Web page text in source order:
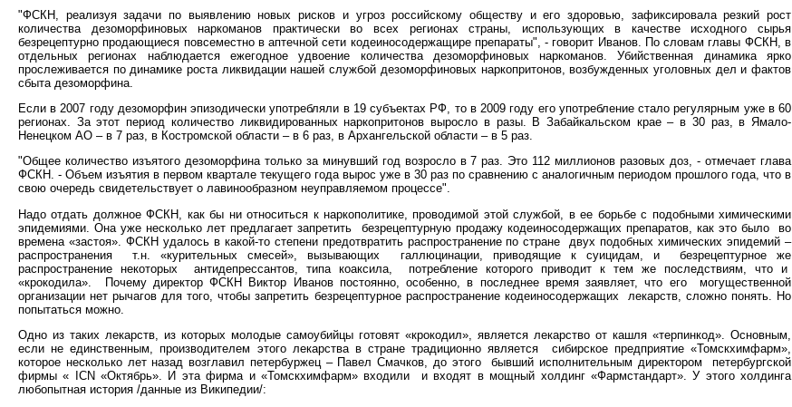
"ФСКН, реализуя задачи по выявлению новых рисков и угроз российскому обществу и его здоровью, зафиксировала резкий рост
количества дезоморфиновых наркоманов практически во всех регионах страны, использующих в качестве исходного сырья
безрецептурно продающиеся повсеместно в аптечной сети кодеиносодержащире препараты", - говорит Иванов. По словам главы ФСКН, в
отдельных регионах наблюдается ежегодное удвоение количества дезоморфиновых наркоманов. Убийственная динамика ярко
прослеживается по динамике роста ликвидации нашей службой дезоморфиновых наркопритонов, возбужденных уголовных дел и фактов
сбыта дезоморфина.
Если в 2007 году дезоморфин эпизодически употребляли в 19 субъектах РФ, то в 2009 году его употребление стало регулярным уже в 60
регионах. За этот период количество ликвидированных наркопритонов выросло в разы. В Забайкальском крае – в 30 раз, в Ямало-
Ненецком АО – в 7 раз, в Костромской области – в 6 раз, в Архангельской области – в 5 раз.
"Общее количество изъятого дезоморфина только за минувший год возросло в 7 раз. Это 112 миллионов разовых доз, - отмечает глава
ФСКН. - Объем изъятия в первом квартале текущего года вырос уже в 30 раз по сравнению с аналогичным периодом прошлого года, что в
свою очередь свидетельствует о лавинообразном неуправляемом процессе".
Надо отдать должное ФСКН, как бы ни относиться к наркополитике, проводимой этой службой, в ее борьбе с подобными химическими
эпидемиями. Она уже несколько лет предлагает запретить
безрецептурную продажу кодеиносодержащих препаратов, как это было
во
времена «застоя». ФСКН удалось в какой-то степени предотвратить распространение по стране
двух подобных химических эпидемий –
распространения
т.н. «курительных смесей», вызывающих галлюцинации, приводящие к суицидам, и
безрецептурное же
распространение некоторых
антидепрессантов, типа коаксила,
потребление которого приводит к тем же последствиям, что и
«крокодила».
Почему директор ФСКН Виктор Иванов постоянно, особенно, в последнее время заявляет, что его
могущественной
организации нет рычагов для того, чтобы запретить безрецептурное распространение кодеиносодержащих
лекарств, сложно понять. Но
попытаться можно.
Одно из таких лекарств, из которых молодые самоубийцы готовят «крокодил», является лекарство от кашля «терпинкод». Основным,
если не единственным, производителем этого лекарства в стране традиционно является
сибирское предприятие «Томскхимфарм»,
которое несколько лет назад возглавил петербуржец – Павел Смачков, до этого
бывший исполнительным директором
петербургской
фирмы « ICN «Октябрь». И эта фирма и «Томскхимфарм» входили
и входят в мощный холдинг «Фармстандарт». У этого холдинга
любопытная история /данные из Википедии/: